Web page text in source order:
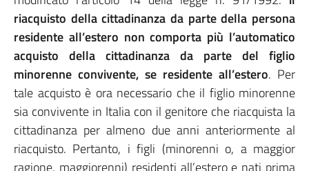
riacquisto della cittadinanza da parte della persona
residente all’estero non comporta più l’automatico
acquisto della cittadinanza da parte del figlio
minorenne convivente, se residente all’estero. Per
tale acquisto è ora necessario che il figlio minorenne
sia convivente in Italia con il genitore che riacquista la
cittadinanza per almeno due anni anteriormente al
riacquisto. Pertanto, i figli (minorenni o, a maggior
ragione, maggiorenni) residenti all’estero e nati prima